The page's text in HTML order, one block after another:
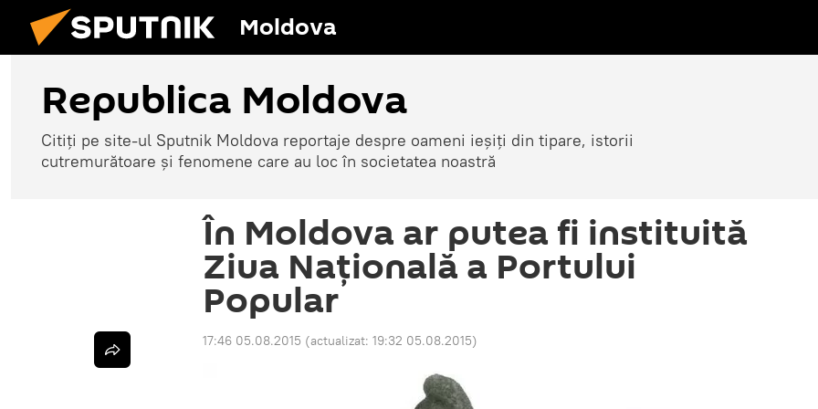
Moldova
Republica Moldova
Citiți pe site-ul Sputnik Moldova reportaje despre oameni ieșiți din tipare, istorii
cutremurătoare și fenomene care au loc în societatea noastră
În Moldova ar putea fi instituită
Ziua Naţională a Portului
Popular
17:46 05.08.2015 (actualizat: 19:32 05.08.2015)